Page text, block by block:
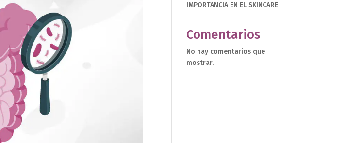
IMPORTANCIA EN EL SKINCARE
Comentarios
No hay comentarios que
mostrar.